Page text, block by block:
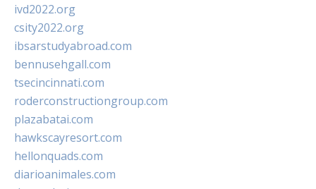
ivd2022.org
csity2022.org
ibsarstudyabroad.com
bennusehgall.com
tsecincinnati.com
roderconstructiongroup.com
plazabatai.com
hawkscayresort.com
hellonquads.com
diarioanimales.com